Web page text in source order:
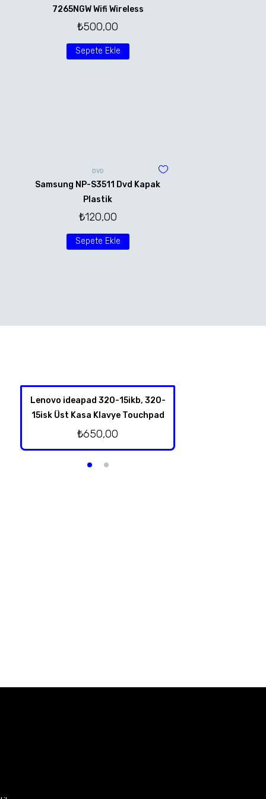
7265NGW Wifi Wireless
₺500,00
Sepete Ekle
DVD
Samsung NP-S3511 Dvd Kapak
Plastik
₺120,00
Sepete Ekle
Lenovo ideapad 320-15ikb, 320-
15isk Üst Kasa Klavye Touchpad
₺650,00